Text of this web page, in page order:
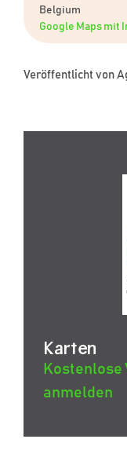
Belgium
Google Maps mit
Veröffentlicht von
Karten
Kostenlose
anmelden